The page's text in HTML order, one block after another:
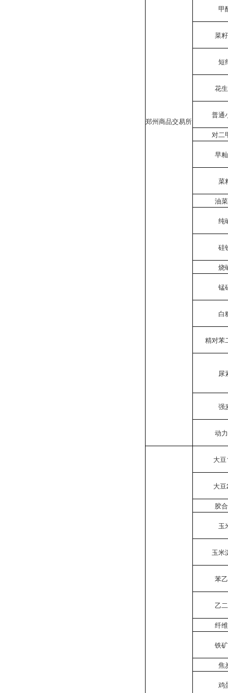
郑州商品交易所
甲
菜
短
花
普通
对二
早
菜
油
纯
硅
烧
锰
白
精对苯
尿
强
动
大
大
胶
玉
玉米
苯
乙
纤
铁
焦
鸡